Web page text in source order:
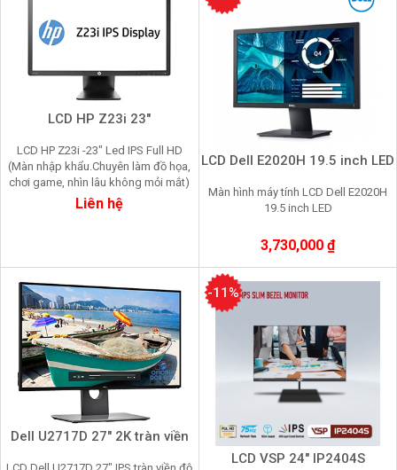
LCD HP Z23i 23"
LCD HP Z23i -23" Led IPS Full HD
(Màn nhập khẩu.Chuyên làm đồ họa,
chơi game, nhìn lâu không mỏi mắt)
Liên hệ
LCD Dell E2020H 19.5 inch LED
Màn hình máy tính LCD Dell E2020H
19.5 inch LED
3,730,000 ₫
Dell U2717D 27" 2K tràn viền
LCD VSP 24" IP2404S
-11%